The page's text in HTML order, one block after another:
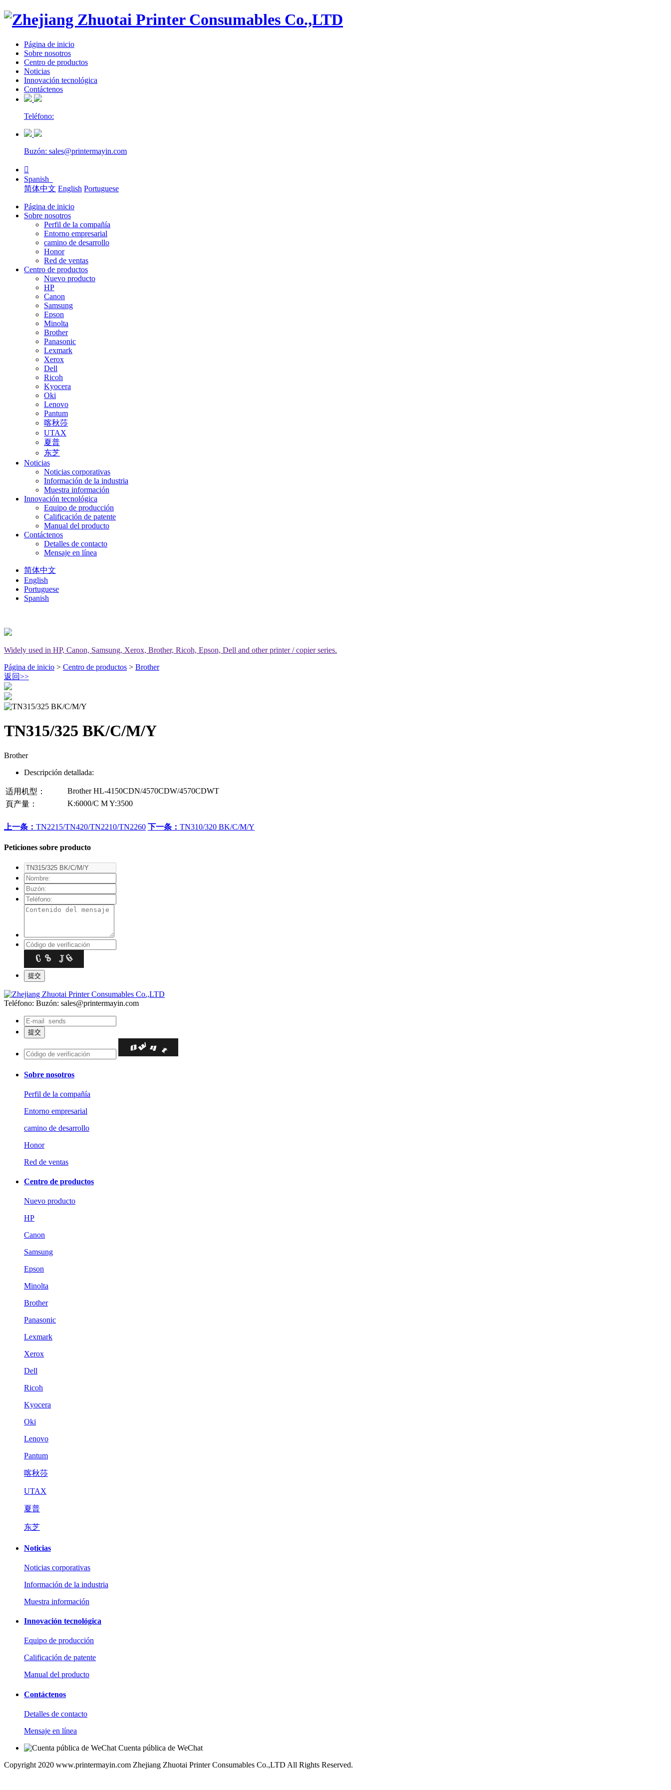
Página de inicio
Sobre nosotros
Centro de productos
Noticias
Innovación tecnológica
Contáctenos
Teléfono:
Buzón: sales@printermayin.com

Spanish
简体中文 English Portuguese
Página de inicio
Sobre nosotros
Perfil de la compañía
Entorno empresarial
camino de desarrollo
Honor
Red de ventas
Centro de productos
Nuevo producto
HP
Canon
Samsung
Epson
Minolta
Brother
Panasonic
Lexmark
Xerox
Dell
Ricoh
Kyocera
Oki
Lenovo
Pantum
喀秋莎
UTAX
夏普
东芝
Noticias
Noticias corporativas
Información de la industria
Muestra información
Innovación tecnológica
Equipo de producción
Calificación de patente
Manual del producto
Contáctenos
Detalles de contacto
Mensaje en línea
简体中文
English
Portuguese
Spanish
Widely used in HP, Canon, Samsung, Xerox, Brother, Ricoh, Epson, Dell and other printer / copier series.
Página de inicio > Centro de productos > Brother
返回>>
TN315/325 BK/C/M/Y
Brother
Descripción detallada:
适用机型：
Brother HL-4150CDN/4570CDW/4570CDWT
頁产量：
K:6000/C M Y:3500
上一条： TN2215/TN420/TN2210/TN2260 下一条： TN310/320 BK/C/M/Y
Peticiones sobre producto
Teléfono: Buzón: sales@printermayin.com
Sobre nosotros
Perfil de la compañía
Entorno empresarial
camino de desarrollo
Honor
Red de ventas
Centro de productos
Nuevo producto
HP
Canon
Samsung
Epson
Minolta
Brother
Panasonic
Lexmark
Xerox
Dell
Ricoh
Kyocera
Oki
Lenovo
Pantum
喀秋莎
UTAX
夏普
东芝
Noticias
Noticias corporativas
Información de la industria
Muestra información
Innovación tecnológica
Equipo de producción
Calificación de patente
Manual del producto
Contáctenos
Detalles de contacto
Mensaje en línea
Cuenta pública de WeChat
Copyright 2020 www.printermayin.com Zhejiang Zhuotai Printer Consumables Co.,LTD All Rights Reserved.